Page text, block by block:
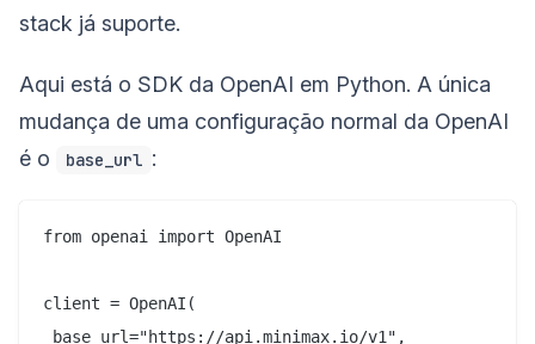
stack já suporte.
Aqui está o SDK da OpenAI em Python. A única
mudança de uma configuração normal da OpenAI
é o
base_url :
from openai import OpenAI
client = OpenAI(
base_url="https://api.minimax.io/v1",